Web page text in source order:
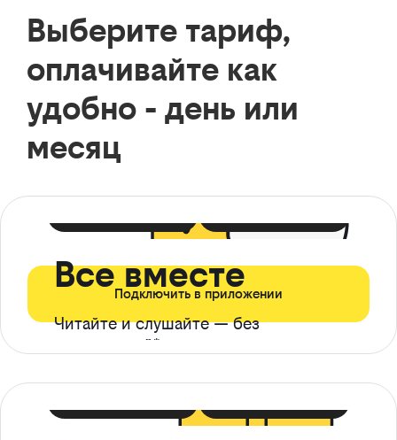
Выберите тариф,
оплачивайте как
удобно - день или
месяц
Все вместе
Читайте и слушайте — без
ограничений*
Подключить в приложении